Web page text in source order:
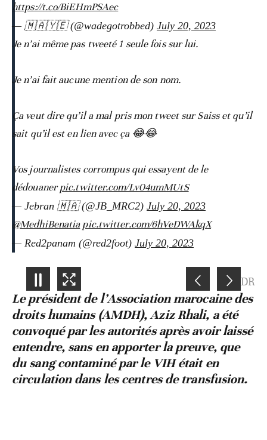
https://t.co/BiEHmPSAec
— 🇲🇦🇾🇪 (@wadegotrobbed) July 20, 2023
Je n’ai même pas tweeté 1 seule fois sur lui.
Je n’ai fait aucune mention de son nom.
Ça veut dire qu’il a mal pris mon tweet sur Saiss et qu’il
sait qu’il est en lien avec ça 😂😂
Vos journalistes corrompus qui essayent de le
dédouanerpic.twitter.com/Lv04umMUtS
— Jebran 🇲🇦 (@JB_MRC2) July 20, 2023
@MedhiBenatia pic.twitter.com/6hVeDWAkqX
— Red2panam (@red2foot) July 20, 2023
4/6
DR
Le président de l’Association marocaine des
droits humains (AMDH), Aziz Rhali, a été
convoqué par les autorités après avoir laissé
entendre, sans en apporter la preuve, que
du sang contaminé par le VIH était en
circulation dans les centres de transfusion.